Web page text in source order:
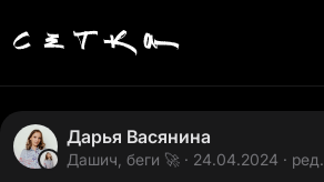
Дарья Васянина
Дашич, беги 🚀 · 24.04.2024 · ред.